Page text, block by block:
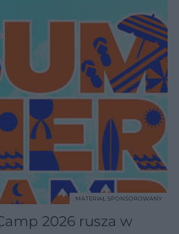
2026 rusza w
MATERIAŁ SPONSOROWANY